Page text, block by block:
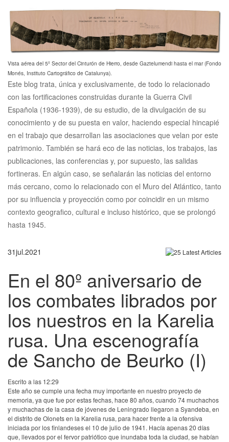
Vista aérea del 5º Sector del Cinturón de Hierro, desde Gaztelumendi hasta el mar (Fondo
Monés, Instituto Cartográfico de Catalunya).
Este blog trata, única y exclusivamente, de todo lo relacionado
con las fortificaciones construidas durante la Guerra Civil
Española (1936-1939), de su estudio, de la divulgación de su
conocimiento y de su puesta en valor, haciendo especial hincapié
en el trabajo que desarrollan las asociaciones que velan por este
patrimonio. También se hará eco de las noticias, los trabajos, las
publicaciones, las conferencias y, por supuesto, las salidas
fortineras. En algún caso, se señalarán las noticias del entorno
más cercano, como lo relacionado con el Muro del Atlántico, tanto
por su influencia y proyección como por coincidir en un mismo
contexto geografico, cultural e incluso histórico, que se prolongó
hasta 1945.
31jul.2021
En el 80º aniversario de
los combates librados por
los nuestros en la Karelia
rusa. Una escenografía
de Sancho de Beurko (I)
Escrito a las 12:29
Este año se cumple una fecha muy importante en nuestro proyecto de
memoria, ya que fue por estas fechas, hace 80 años, cuando 74 muchachos
y muchachas de la casa de jóvenes de Leningrado llegaron a Syandeba, en
el distrito de Olonets en la Karelia rusa, para hacer frente a la ofensiva
iniciada por los finlandeses el 10 de julio de 1941. Hacía apenas 20 días
que, llevados por el fervor patriótico que inundaba toda la ciudad, se habían